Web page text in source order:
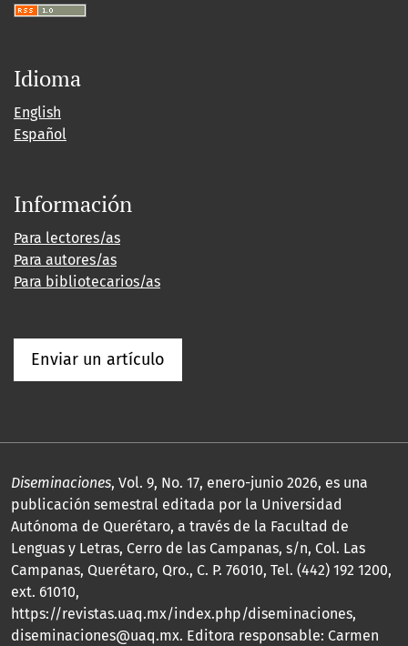
Idioma
English
Español
Información
Para lectores/as
Para autores/as
Para bibliotecarios/as
Enviar un artículo
Diseminaciones, Vol. 9, No. 17, enero-junio 2026, es una
publicación semestral editada por la Universidad
Autónoma de Querétaro, a través de la Facultad de
Lenguas y Letras, Cerro de las Campanas, s/n, Col. Las
Campanas, Querétaro, Qro., C. P. 76010, Tel. (442) 192 1200,
ext. 61010,
https://revistas.uaq.mx/index.php/diseminaciones,
diseminaciones@uaq.mx. Editora responsable: Carmen